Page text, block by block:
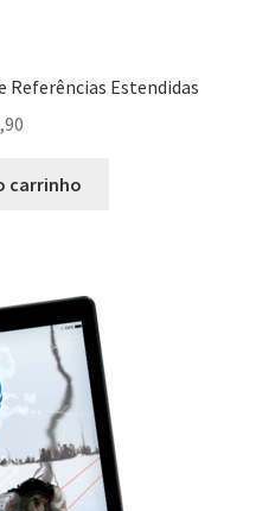
Referências Estendidas
carrinho